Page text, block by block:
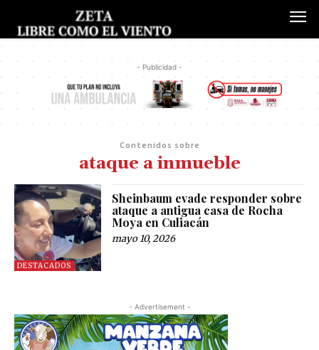
- Publicidad -
Contenidos sobre
ataque a inmueble
DESTACADOS
Sheinbaum evade responder sobre
ataque a antigua casa de Rocha
Moya en Culiacán
mayo 10, 2026
- Advertisement -